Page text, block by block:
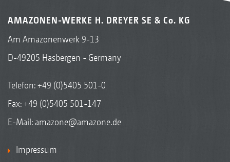
AMAZONEN-WERKE H. DREYER SE & Co. KG
Am Amazonenwerk 9-13
D-49205 Hasbergen - Germany
Telefon:+49 (0)5405 501-0
Fax: +49 (0)5405 501-147
E-Mail: amazone@amazone.de
Impressum